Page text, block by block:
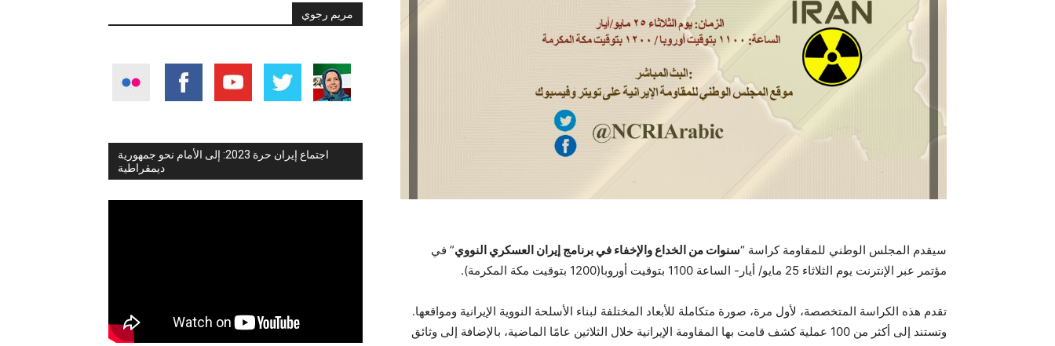
مريم رجوي
اجتماع إيران حرة 2023: إلى الأمام نحو جمهورية
ديمقراطية
سيقدم المجلس الوطني للمقاومة كراسة “سنوات من الخداع والإخفاء في برنامج إيران العسكري النووي” في
مؤتمر عبر الإنترنت يوم الثلاثاء 25 مايو/ أيار- الساعة 1100 بتوقيت أوروبا(1200 بتوقيت مكة المكرمة).
تقدم هذه الكراسة المتخصصة، لأول مرة، صورة متكاملة للأبعاد المختلفة لبناء الأسلحة النووية الإيرانية ومواقعها.
وتستند إلى أكثر من 100 عملية كشف قامت بها المقاومة الإيرانية خلال الثلاثين عامًا الماضية، بالإضافة إلى وثائق